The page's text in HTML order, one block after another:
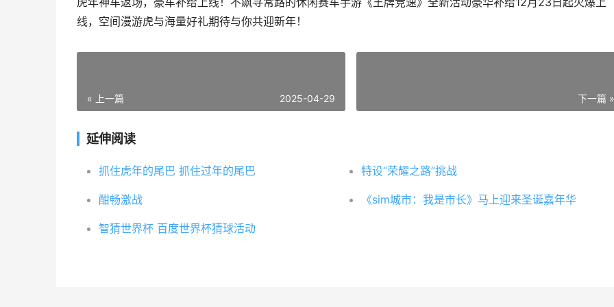
线，空间漫游虎与海量好礼期待与你共迎新年！
« 上一篇 2025-04-29 下一篇 »
延伸阅读
抓住虎年的尾巴 抓住过年的尾巴 特设“荣耀之路”挑战
酣畅激战 《sim城市：我是市长》马上迎来圣诞嘉年华
智猜世界杯 百度世界杯猜球活动